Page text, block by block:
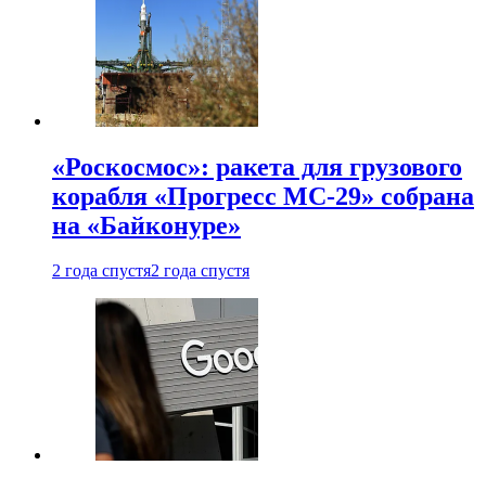
«Роскосмос»: ракета для грузового
корабля «Прогресс МС-29» собрана
на «Байконуре»
2 года спустя2 года спустя